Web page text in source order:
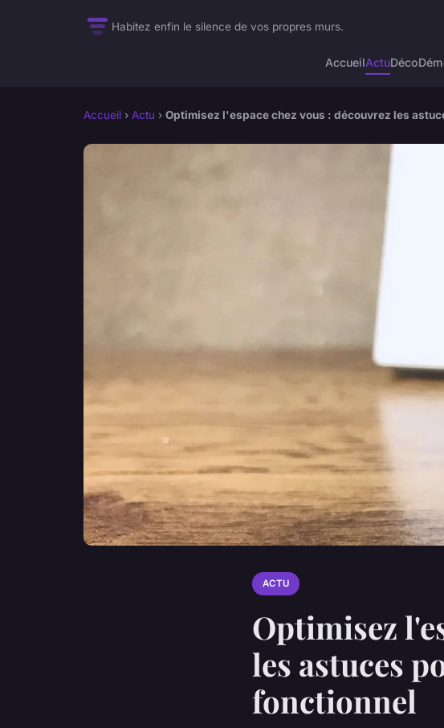
Habitez enfin le silence de vos propres murs.
AccueilActuDéco
Accueil › Actu › Optimisez l'espace chez vous : découvrez les
ACTU
Optimisez
les astuces
fonctionnel